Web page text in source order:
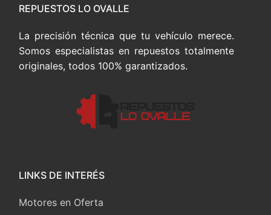
REPUESTOS LO OVALLE
La precisión técnica que tu vehículo merece.
Somos especialistas en repuestos totalmente
originales, todos 100% garantizados.
LINKS DE INTERÉS
Motores en Oferta